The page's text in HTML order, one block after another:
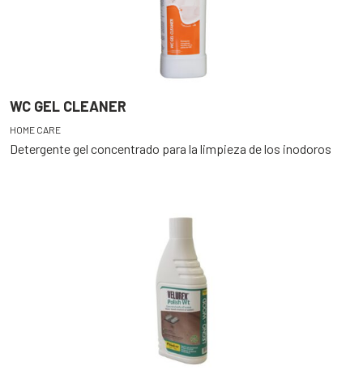
WC GEL CLEANER
HOME CARE
Detergente gel concentrado para la limpieza de los inodoros